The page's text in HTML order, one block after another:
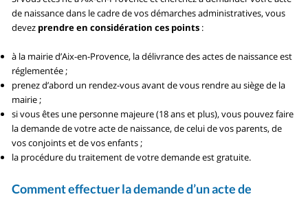
de naissance dans le cadre de vos démarches administratives, vous
devez prendre en considération ces points :
à la mairie d’Aix-en-Provence, la délivrance des actes de naissance est
réglementée ;
prenez d’abord un rendez-vous avant de vous rendre au siège de la
mairie ;
si vous êtes une personne majeure (18 ans et plus), vous pouvez faire
la demande de votre acte de naissance, de celui de vos parents, de
vos conjoints et de vos enfants ;
la procédure du traitement de votre demande est gratuite.
Comment effectuer la demande d’un acte de